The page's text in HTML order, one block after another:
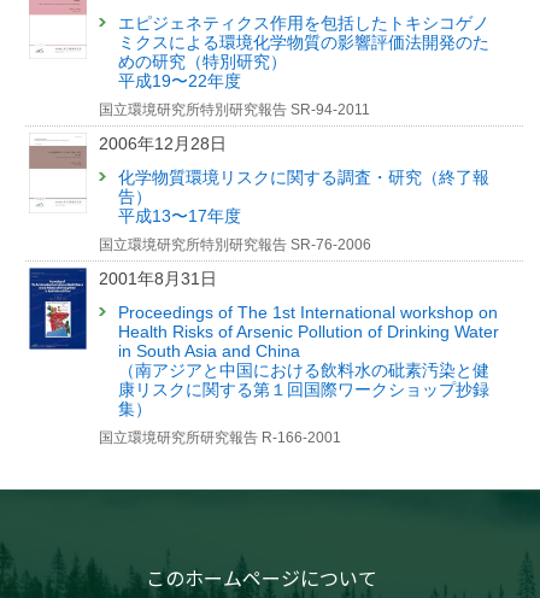
（文部科学記者会、科学記者会、広島大学関係報道機関、環境記者会、環境
問題研究会、筑波研究学園都市記者会、福島県政記者クラブ、郡山記者クラ
ブ同時配付）
2019年12月16日
自然由来のヒ素が土壌に蓄積する仕組みを解明
（文部科学記者会、科学記者会、府中市政記者クラブ、筑波研究学園都市記
者会、環境省記者クラブ、環境記者会同時配付）
2018年11月16日
半永久的に細胞増殖可能なヤンバルクイナ由来細胞の樹立
鳥類細胞の細胞増殖制御機構の一部を解明！
（筑波研究学園都市記者会、環境省記者クラブ、環境記者会、岩手県教育記
者クラブ、沖縄県政記者クラブ同時配付）
エピジェネティクス作用を包括したトキシコゲノ
ミクスによる環境化学物質の影響評価法開発のた
めの研究（特別研究）
平成19〜22年度
国立環境研究所特別研究報告 SR-94-2011
2006年12月28日
化学物質環境リスクに関する調査・研究（終了報
告）
平成13〜17年度
国立環境研究所特別研究報告 SR-76-2006
2001年8月31日
Proceedings of The 1st International workshop on
Health Risks of Arsenic Pollution of Drinking Water
in South Asia and China
（南アジアと中国における飲料水の砒素汚染と健
康リスクに関する第１回国際ワークショップ抄録
集）
国立環境研究所研究報告 R-166-2001
このホームページについて